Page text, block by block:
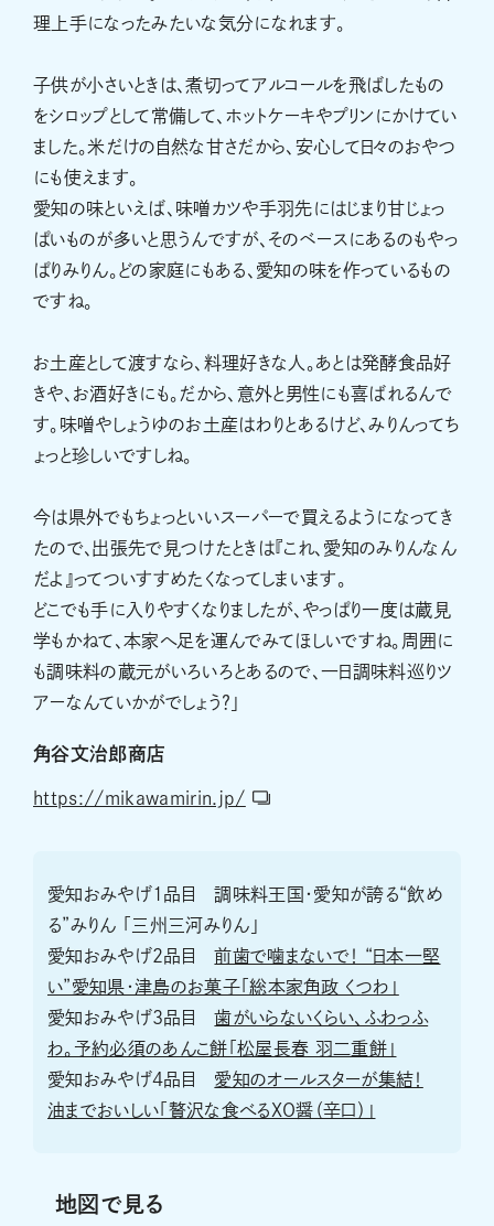
理上手になったみたいな気分になれます。
子供が小さいときは、煮切ってアルコールを飛ばしたもの
をシロップとして常備して、ホットケーキやプリンにかけてい
ました。米だけの自然な甘さだから、安心して日々のおやつ
にも使えます。
愛知の味といえば、味噌カツや手羽先にはじまり甘じょっ
ぱいものが多いと思うんですが、そのベースにあるのもやっ
ぱりみりん。どの家庭にもある、愛知の味を作っているもの
ですね。
お土産として渡すなら、料理好きな人。あとは発酵食品好
きや、お酒好きにも。だから、意外と男性にも喜ばれるんで
す。味噌やしょうゆのお土産はわりとあるけど、みりんってち
ょっと珍しいですしね。
今は県外でもちょっといいスーパーで買えるようになってき
たので、出張先で見つけたときは『これ、愛知のみりんなん
だよ』ってついすすめたくなってしまいます。
どこでも手に入りやすくなりましたが、やっぱり一度は蔵見
学もかねて、本家へ足を運んでみてほしいですね。周囲に
も調味料の蔵元がいろいろとあるので、一日調味料巡りツ
アーなんていかがでしょう？」
角谷文治郎商店
https://mikawamirin.jp/
愛知おみやげ1品目 調味料王国・愛知が誇る“飲め
る”みりん 「三州三河みりん」
愛知おみやげ2品目前歯で噛まないで！ “日本一堅
い”愛知県・津島のお菓子「総本家角政 くつわ」
愛知おみやげ3品目歯がいらないくらい、ふわっふ
わ。予約必須のあんこ餅「松屋長春 羽二重餅」
愛知おみやげ4品目 愛知のオールスターが集結！
油までおいしい「贅沢な食べるXO醤（辛口）」
地図で見る